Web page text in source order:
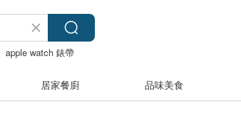
apple watch 錶帶
居家餐廚 品味美食